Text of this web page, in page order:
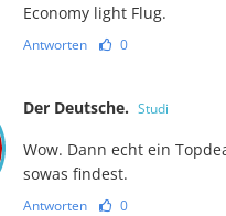
Economy light Flug.
Antworten 0
Der Deutsche. Studi
Wow. Dann echt ein
sowas findest.
Antworten 0